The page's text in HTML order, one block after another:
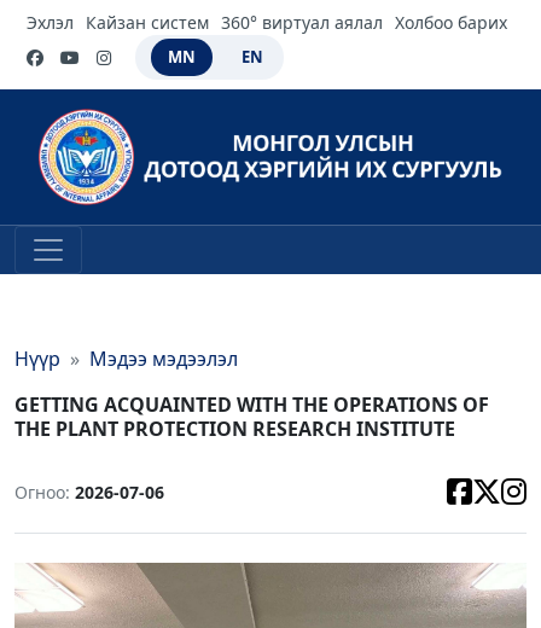
Эхлэл Кайзан систем 360° виртуал аялал Холбоо барих
MN EN
Нүүр
Мэдээ мэдээлэл
GETTING ACQUAINTED WITH THE OPERATIONS OF
THE PLANT PROTECTION RESEARCH INSTITUTE
Огноо: 2026-07-06